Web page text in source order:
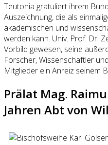
Teutonia gratuliert ihrem
Auszeichnung, die als
akademischen und
werden kann. Univ. Prof. Dr.
Vorbild gewesen, seine
Forscher, Wissenschaftler
Mitglieder ein Anreiz seinem
Prälat Mag.
Jahren Abt von